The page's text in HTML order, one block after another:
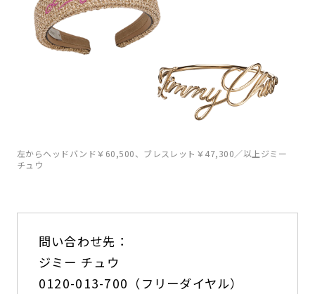
左からヘッドバンド￥60,500、ブレスレット￥47,300／以上ジミー
チュウ
問い合わせ先：
ジミー チュウ
0120-013-700（フリーダイヤル）